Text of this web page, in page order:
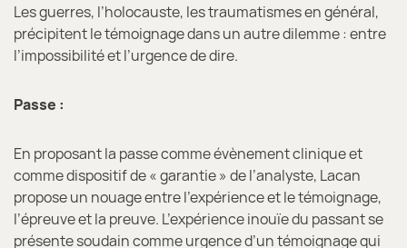
Les guerres, l’holocauste, les traumatismes en général,
précipitent le témoignage dans un autre dilemme : entre
l’impossibilité et l’urgence de dire.
Passe :
En proposant la passe comme évènement clinique et
comme dispositif de « garantie » de l’analyste, Lacan
propose un nouage entre l’expérience et le témoignage,
l’épreuve et la preuve. L’expérience inouïe du passant se
présente soudain comme urgence d’un témoignage qui